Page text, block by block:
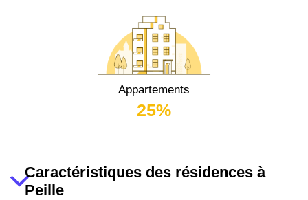
Appartements
25%
Caractéristiques des résidences à
Peille